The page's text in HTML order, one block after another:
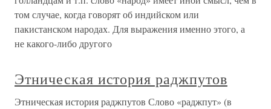
том случае, когда говорят об индийском или
пакистанском народах. Для выражения именно этого, а
не какого-либо другого
Этническая история раджпутов
Этническая история раджпутов Слово «раджпут» (в